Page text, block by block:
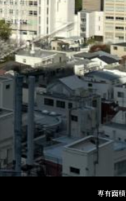
専有面積